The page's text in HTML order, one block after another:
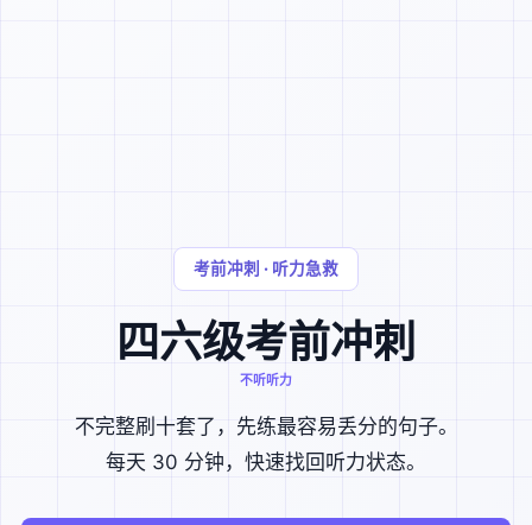
考前冲刺 · 听力急救
四六级考前冲刺
不听听力
不完整刷十套了，先练最容易丢分的句子。
每天 30 分钟，快速找回听力状态。